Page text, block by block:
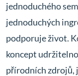
jednoduchého
jednoduchých
podporuje život.
koncept
přírodních zdrojů,